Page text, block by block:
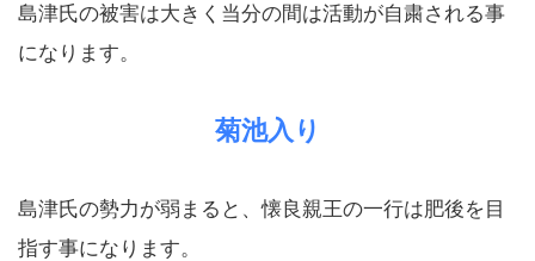
島津氏の被害は大きく当分の間は活動が自粛される事
になります。
菊池入り
島津氏の勢力が弱まると、懐良親王の一行は肥後を目
指す事になります。